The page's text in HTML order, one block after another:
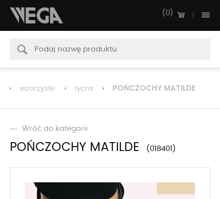
0
wzorzyste lycra POŃCZOCHY MATILDE
Wróć do kategorii
POŃCZOCHY MATILDE 018401